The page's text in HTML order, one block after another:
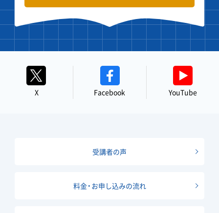
X Facebook YouTube
受講者の声
料金・お申し込みの流れ